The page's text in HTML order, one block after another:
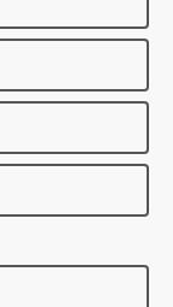
Lundkvist]
memoriam
Tänka/ Kocken
[Dikt]
ögon. Folksägen